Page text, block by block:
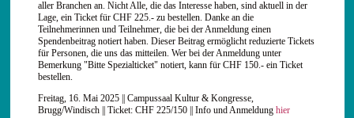
aller Branchen an. Nicht Alle, die das Interesse haben, sind aktuell in der
Lage, ein Ticket für CHF 225.- zu bestellen. Danke an die
Teilnehmerinnen und Teilnehmer, die bei der Anmeldung einen
Spendenbeitrag notiert haben. Dieser Beitrag ermöglicht reduzierte Tickets
für Personen, die uns das mitteilen. Wer bei der Anmeldung unter
Bemerkung "Bitte Spezialticket" notiert, kann für CHF 150.- ein Ticket
bestellen.
Freitag, 16. Mai 2025 || Campussaal Kultur & Kongresse,
Brugg/Windisch || Ticket: CHF 225/150 || Info und Anmeldung hier